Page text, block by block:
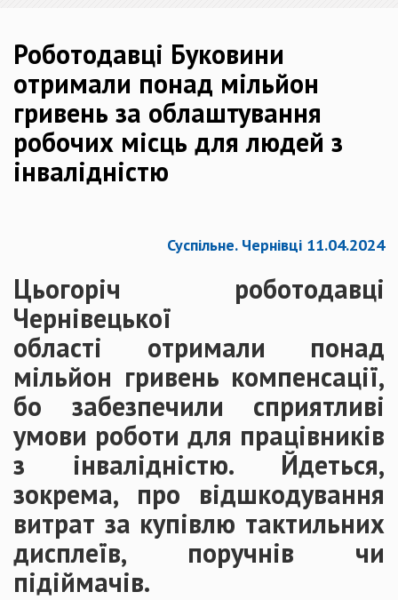
Роботодавці Буковини
отримали понад мільйон
гривень за облаштування
робочих місць для людей з
інвалідністю
Суспільне. Чернівці 11.04.2024
Цьогоріч роботодавці
Чернівецької
області отримали понад
мільйон гривень компенсації,
бо забезпечили сприятливі
умови роботи для працівників
з інвалідністю. Йдеться,
зокрема, про відшкодування
витрат за купівлю тактильних
дисплеїв, поручнів чи
підіймачів.